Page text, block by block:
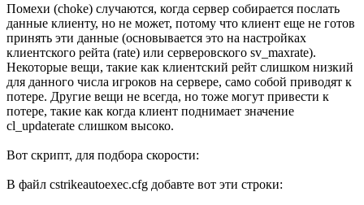
Помехи (сhoke) случаются, когда сервер собирается послать
данные клиенту, но не может, потому что клиент еще не готов
принять эти данные (основывается это на настройках
клиентского рейта (rate) или серверовского sv_maxrate).
Некоторые вещи, такие как клиентский рейт слишком низкий
для данного числа игроков на сервере, само собой приводят к
потере. Другие вещи не всегда, но тоже могут привести к
потере, такие как когда клиент поднимает значение
cl_updaterate слишком высоко.
Вот скрипт, для подбора скорости:
В файл cstrikeautoexec.cfg добавте вот эти строки: